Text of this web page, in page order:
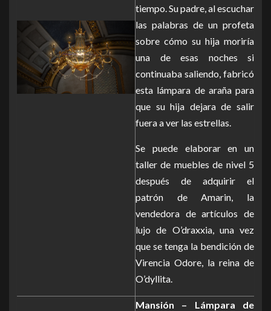
tiempo. Su padre, al escuchar
las palabras de un profeta
sobre cómo su hija moriría
una de esas noches si
continuaba saliendo, fabricó
esta lámpara de araña para
que su hija dejara de salir
fuera a ver las estrellas.
Se puede elaborar en un
taller de muebles de nivel 5
después de adquirir el
patrón de Amarin, la
vendedora de artículos de
lujo de O’draxxia, una vez
que se tenga la bendición de
Virencia Odore, la reina de
O’dyllita.
Mansión – Lámpara de